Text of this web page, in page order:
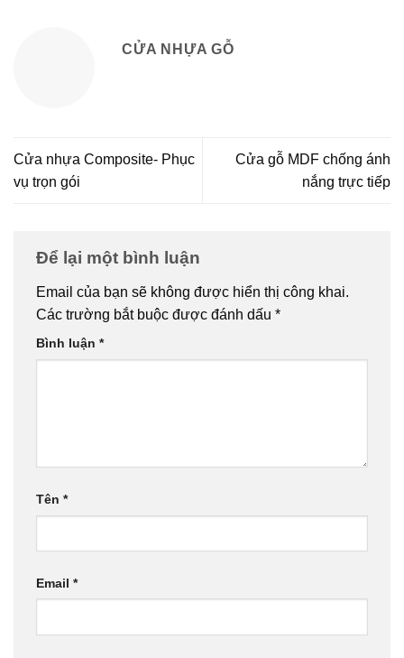
CỬA NHỰA GỖ
Cửa nhựa Composite- Phục
vụ trọn gói
Cửa gỗ MDF chống ánh
nắng trực tiếp
Để lại một bình luận
Email của bạn sẽ không được hiển thị công khai.
Các trường bắt buộc được đánh dấu *
Bình luận *
Tên *
Email *